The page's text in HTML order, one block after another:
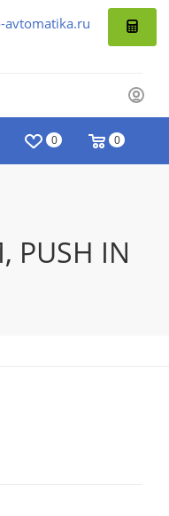
avtomatika.ru
0 0
PUSH IN